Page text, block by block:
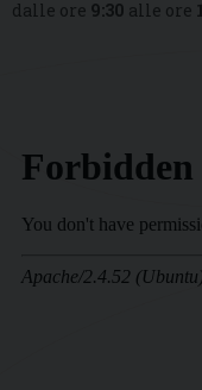
dalle ore 9:30 alle ore